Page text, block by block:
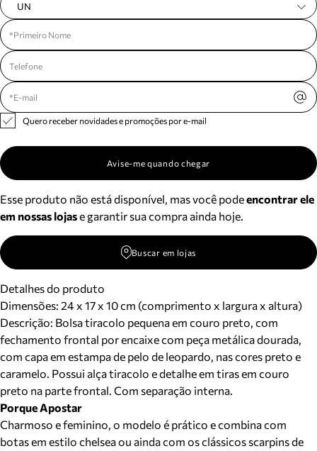
UN
Quero receber novidades e promoções por e-mail
Avise-me quando chegar
Esse produto não está disponível, mas você podeencontrar ele
em nossas lojase garantir sua compra ainda hoje.
Buscar em lojas
Detalhes do produto
Dimensões: 24 x 17 x 10 cm (comprimento x largura x altura)
Descrição: Bolsa tiracolo pequena em couro preto, com
fechamento frontal por encaixe com peça metálica dourada,
com capa em estampa de pelo de leopardo, nas cores preto e
caramelo. Possui alça tiracolo e detalhe em tiras em couro
preto na parte frontal. Com separação interna.
Porque Apostar
Charmoso e feminino, o modelo é prático e combina com
botas em estilo chelsea ou ainda com os clássicos scarpins de